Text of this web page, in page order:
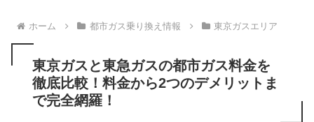
ホーム 都市ガス乗り換え情報 東京ガスエリア
東京ガスと東急ガスの都市ガス料金を
徹底比較！料金から2つのデメリットま
で完全網羅！